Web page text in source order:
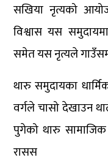
सखिया नृत्यको
विश्वास यस
समेत यस नृत्यले
थारु समुदायका
वर्गले चासो देखाउन
पुगेको थारु सामाजिक
रासस